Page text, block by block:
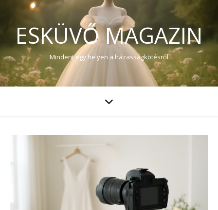
ESKÜVŐ MAGAZIN
Mindent egy helyen a házasságkötésről